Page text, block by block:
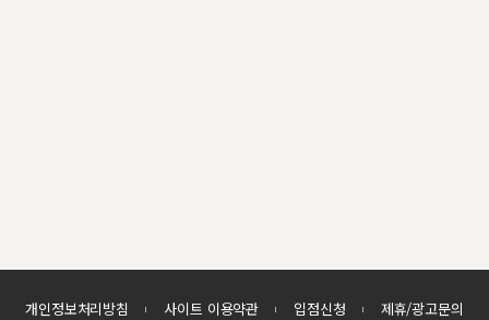
개인정보처리방침 사이트 이용약관 입점신청 제휴/광고문의